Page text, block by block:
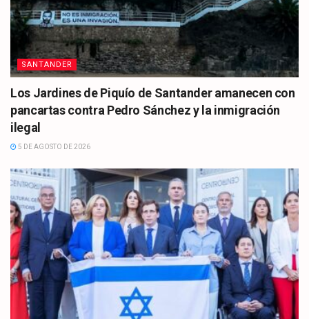
SANTANDER
Los Jardines de Piquío de Santander amanecen con
pancartas contra Pedro Sánchez y la inmigración
ilegal
5 DE AGOSTO DE 2026